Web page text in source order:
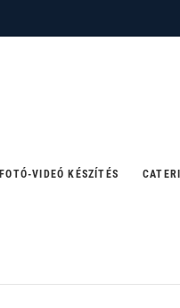
FOTÓ-VIDEÓ KÉSZÍTÉS